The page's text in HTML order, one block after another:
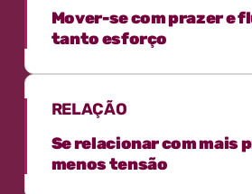
Mover-se com prazer e
tanto esforço
RELAÇÃO
Se relacionar com mais
menos tensão